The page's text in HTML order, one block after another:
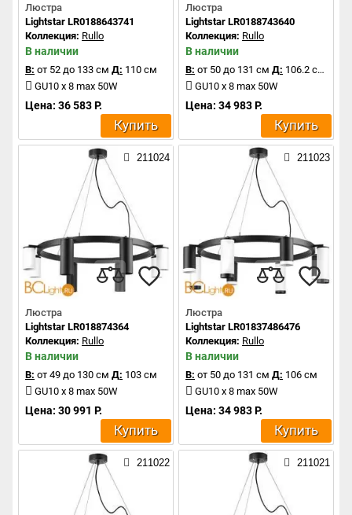
Люстра
Lightstar LR0188643741
Коллекция: Rullo
В наличии
В: от 52 до 133 см Д: 110 см
GU10 x 8 max 50W
Цена: 36 583 Р.
Купить
Люстра
Lightstar LR0188743640
Коллекция: Rullo
В наличии
В: от 50 до 131 см Д: 106.2 см
GU10 x 8 max 50W
Цена: 34 983 Р.
Купить
211024
Люстра
Lightstar LR018874364
Коллекция: Rullo
В наличии
В: от 49 до 130 см Д: 103 см
GU10 x 8 max 50W
Цена: 30 991 Р.
Купить
211023
Люстра
Lightstar LR01837486476
Коллекция: Rullo
В наличии
В: от 50 до 131 см Д: 106 см
GU10 x 8 max 50W
Цена: 34 983 Р.
Купить
211022 211021